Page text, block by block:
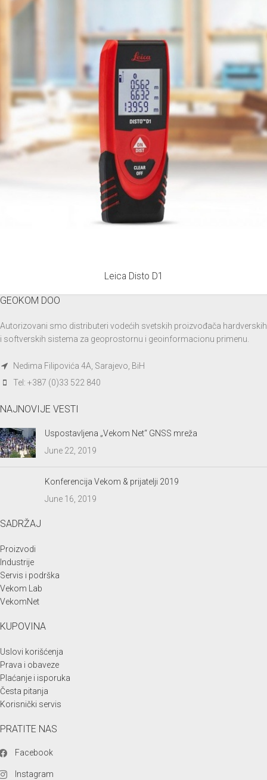
Leica Disto D1
GEOKOM DOO
Autorizovani smo distributeri vodećih svetskih proizvođača hardverskih
i softverskih sistema za geoprostornu i geoinformacionu primenu.
Nedima Filipovića 4A, Sarajevo, BiH
Tel: +387 (0)33 522 840
NAJNOVIJE VESTI
Uspostavljena „Vekom Net“ GNSS mreža
June 22, 2019
Konferencija Vekom & prijatelji 2019
June 16, 2019
SADRŽAJ
Proizvodi
Industrije
Servis i podrška
Vekom Lab
VekomNet
KUPOVINA
Uslovi korišćenja
Prava i obaveze
Plaćanje i isporuka
Česta pitanja
Korisnički servis
PRATITE NAS
Facebook
Instagram